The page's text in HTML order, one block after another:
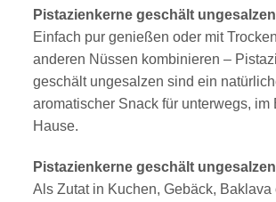
Pistazienkerne geschält
Einfach pur genießen oder mit
anderen Nüssen kombinieren –
geschält ungesalzen sind ein
aromatischer Snack für unterwegs, im
Hause.
Pistazienkerne geschält
Als Zutat in Kuchen, Gebäck, Baklava